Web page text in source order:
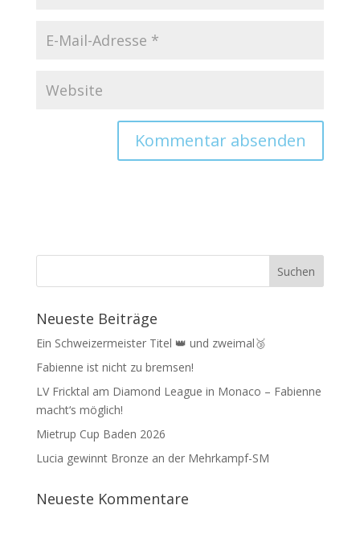
Neueste Beiträge
Ein Schweizermeister Titel 👑 und zweimal🥉
Fabienne ist nicht zu bremsen!
LV Fricktal am Diamond League in Monaco – Fabienne
macht‘s möglich!
Mietrup Cup Baden 2026
Lucia gewinnt Bronze an der Mehrkampf-SM
Neueste Kommentare